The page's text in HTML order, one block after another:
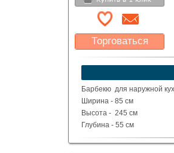
Торговаться
Какая цена Вас
устроит?
Указать цену
Барбекю для наружной
Ширина - 85 см
Высота - 245 см
Глубина - 55 см